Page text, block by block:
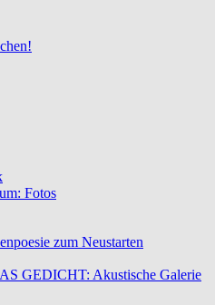
Fotos
zum Neustarten
GEDICHT: Akustische Galerie